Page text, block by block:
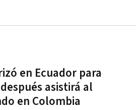
en Ecuador para
asistirá al
en Colombia